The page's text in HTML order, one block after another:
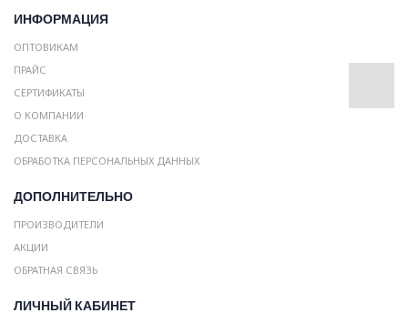
ИНФОРМАЦИЯ
ОПТОВИКАМ
ПРАЙС
СЕРТИФИКАТЫ
О КОМПАНИИ
ДОСТАВКА
ОБРАБОТКА ПЕРСОНАЛЬНЫХ ДАННЫХ
ДОПОЛНИТЕЛЬНО
ПРОИЗВОДИТЕЛИ
АКЦИИ
ОБРАТНАЯ СВЯЗЬ
ЛИЧНЫЙ КАБИНЕТ